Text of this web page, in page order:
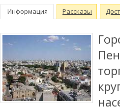
Информация Рассказы